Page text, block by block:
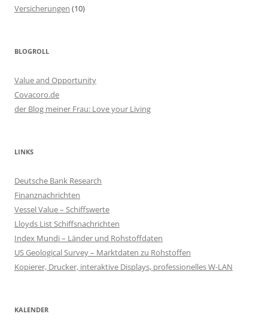
Versicherungen (10)
BLOGROLL
Value and Opportunity
Covacoro.de
der Blog meiner Frau: Love your Living
LINKS
Deutsche Bank Research
Finanznachrichten
Vessel Value – Schiffswerte
Lloyds List Schiffsnachrichten
Index Mundi – Länder und Rohstoffdaten
US Geological Survey – Marktdaten zu Rohstoffen
Kopierer, Drucker, interaktive Displays, professionelles W-LAN
KALENDER